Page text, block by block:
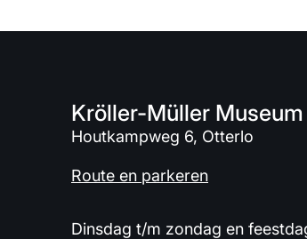
Kröller-Müller Museum
Houtkampweg 6, Otterlo
Route en parkeren
Dinsdag t/m zondag en